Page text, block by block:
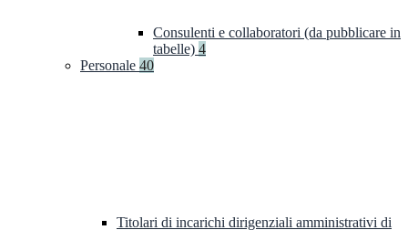
Consulenti e collaboratori (da pubblicare in
tabelle) 4
Personale 40
Titolari di incarichi dirigenziali amministrativi di